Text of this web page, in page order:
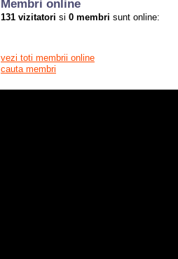
Membri online
131 vizitatori si 0 membri sunt online:
vezi toti membrii online
cauta membri